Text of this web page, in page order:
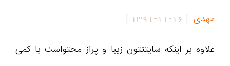
مهدی [
1391-11-16
]
علاوه بر اینکه سایتتتون زیبا و پراز محتواست با کمی